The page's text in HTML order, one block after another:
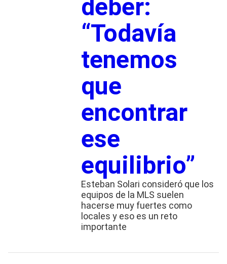
deber:
“Todavía
tenemos
que
encontrar
ese
equilibrio”
Esteban Solari consideró que los
equipos de la MLS suelen
hacerse muy fuertes como
locales y eso es un reto
importante